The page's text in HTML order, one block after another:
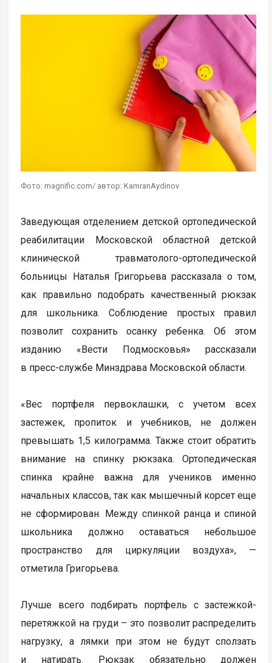
Фото: magnific.com/ автор: KamranAydinov
Заведующая отделением детской ортопедической
реабилитации Московской областной детской
клинической травматолого-ортопедической
больницы Наталья Григорьева рассказала о том,
как правильно подобрать качественный рюкзак
для школьника. Соблюдение простых правил
позволит сохранить осанку ребенка. Об этом
изданию «Вести Подмосковья» рассказали
в пресс-службе Минздрава Московской области.
«Вес портфеля первоклашки, с учетом всех
застежек, пропиток и учебников, не должен
превышать 1,5 килограмма. Также стоит обратить
внимание на спинку рюкзака. Ортопедическая
спинка крайне важна для учеников именно
начальных классов, так как мышечный корсет еще
не сформирован. Между спинкой ранца и спиной
школьника должно оставаться небольшое
пространство для циркуляции воздуха», —
отметила Григорьева.
Лучше всего подбирать портфель с застежкой-
перетяжкой на груди – это позволит распределить
нагрузку, а лямки при этом не будут сползать
и натирать. Рюкзак обязательно должен